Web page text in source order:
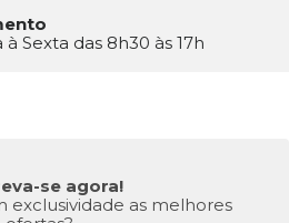
Sexta das 8h30 às 17h
se agora!
exclusividade as melhores